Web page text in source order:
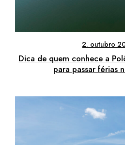
2. outubro
Dica de quem conhece a
para passar férias